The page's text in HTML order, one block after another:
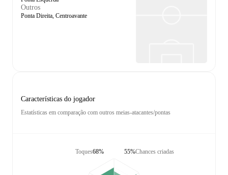
Outros
Ponta Direita, Centroavante
Características do jogador
Estatísticas em comparação com outros meias-atacantes/pontas
Toques68% Chances criadas
55%